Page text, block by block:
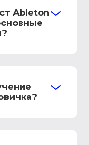
Ableton